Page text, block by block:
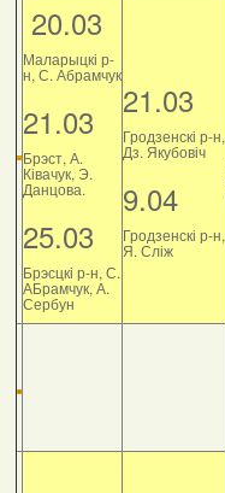
20.03
Маларыцкі р-
н, С. Абрамчук
21.03
Брэст, А.
Ківачук, Э.
Данцова.
25.03
Брэсцкі р-н, С.
АБрамчук, А.
Сербун
21.03
Гродзенскі р-н,
Дз. Якубовіч
9.04
Гродзенскі р-н,
Я. Сліж